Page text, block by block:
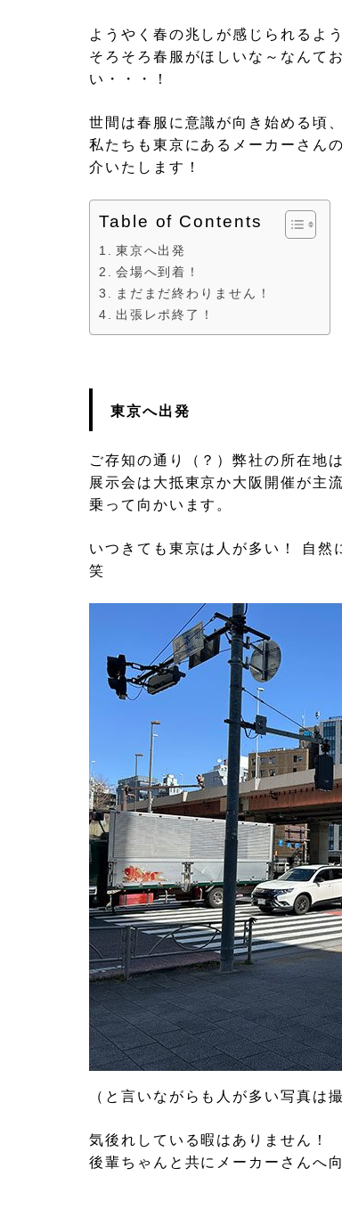
ようやく春の兆しが感じられるよ
そろそろ春服がほしいな～なんて
い・・・！
世間は春服に意識が向き始める頃
私たちも東京にあるメーカーさん
介いたします！
Table of Contents
東京へ出発
会場へ到着！
まだまだ終わりません！
出張レポ終了！
東京へ出発
ご存知の通り（？）弊社の所在地
展示会は大抵東京か大阪開催が主
乗って向かいます。
いつきても東京は人が多い！ 自然
笑
（と言いながらも人が多い写真は
気後れしている暇はありません！
後輩ちゃんと共にメーカーさんへ